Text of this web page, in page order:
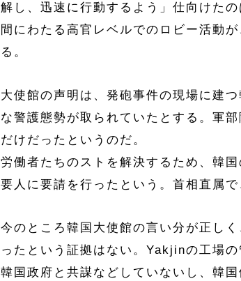
解し、迅速に行動するよう」仕向けた
間にわたる高官レベルでのロビー活動
る。
大使館の声明は、発砲事件の現場に建
な警護態勢が取られていたとする。軍
だけだったというのだ。
労働者たちのストを解決するため、韓
要人に要請を行ったという。首相直属
今のところ韓国大使館の言い分が正し
ったという証拠はない。Yakjinの工場
韓国政府と共謀などしていないし、韓